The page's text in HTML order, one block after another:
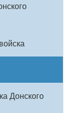
Донского